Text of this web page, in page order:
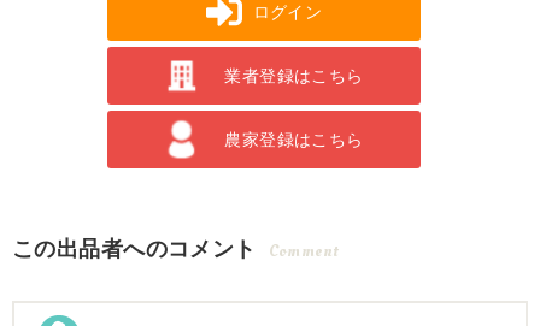
ログイン
業者登録はこちら
農家登録はこちら
この出品者へのコメント Comment